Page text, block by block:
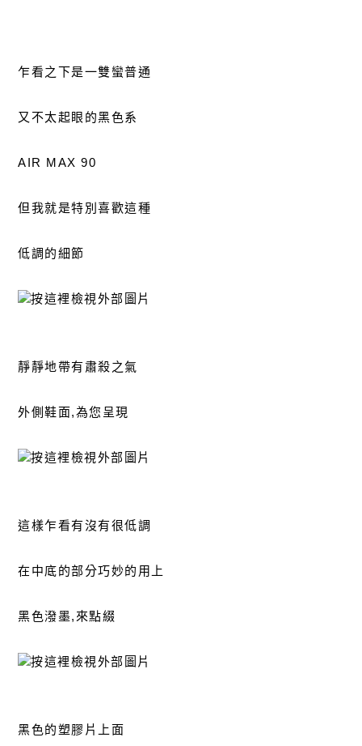
乍看之下是一雙蠻普通
又不太起眼的黑色系
AIR MAX 90
但我就是特別喜歡這種
低調的細節
靜靜地帶有肅殺之氣
外側鞋面,為您呈現
這樣乍看有沒有很低調
在中底的部分巧妙的用上
黑色潑墨,來點綴
黑色的塑膠片上面